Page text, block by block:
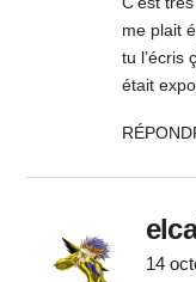
me plait
tu l’écris
était
14